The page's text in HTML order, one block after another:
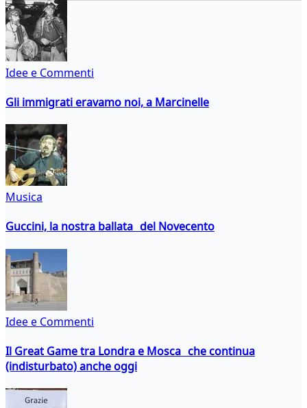
Idee e Commenti
Gli immigrati eravamo noi, a Marcinelle
Musica
Guccini, la nostra ballata del Novecento
Idee e Commenti
Il Great Game tra Londra e Mosca che continua
(indisturbato) anche oggi